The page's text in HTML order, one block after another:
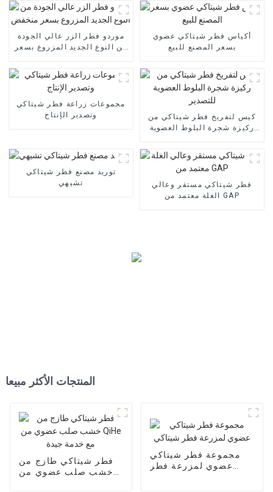
موردو فطر الزر عالي الجودة
من النوع الجديد المزروع بسعر
أكياس فطر شيتاكي عضوي
بسعر المصنع للبيع
مجموعات زراعة فطر شيتاكي
وتصدير الإنتاج
كيس لتفريخ فطر شيتاكي من
ركيزة شجرة البلوط العضوية
توريد مصنع فطر شيتاكي
تشيهي
فطر شيتاكي مستقر وعالي
الغلة معتمد من GAP
المنتجات الأكثر مبيعا
فطر شيتاكي طازج من
خشب صلب عضوي من
مجموعة فطر شيتاكي
عضوي لمزرعة فطر